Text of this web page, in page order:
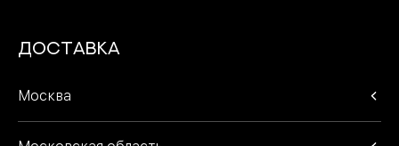
Доставка
Москва